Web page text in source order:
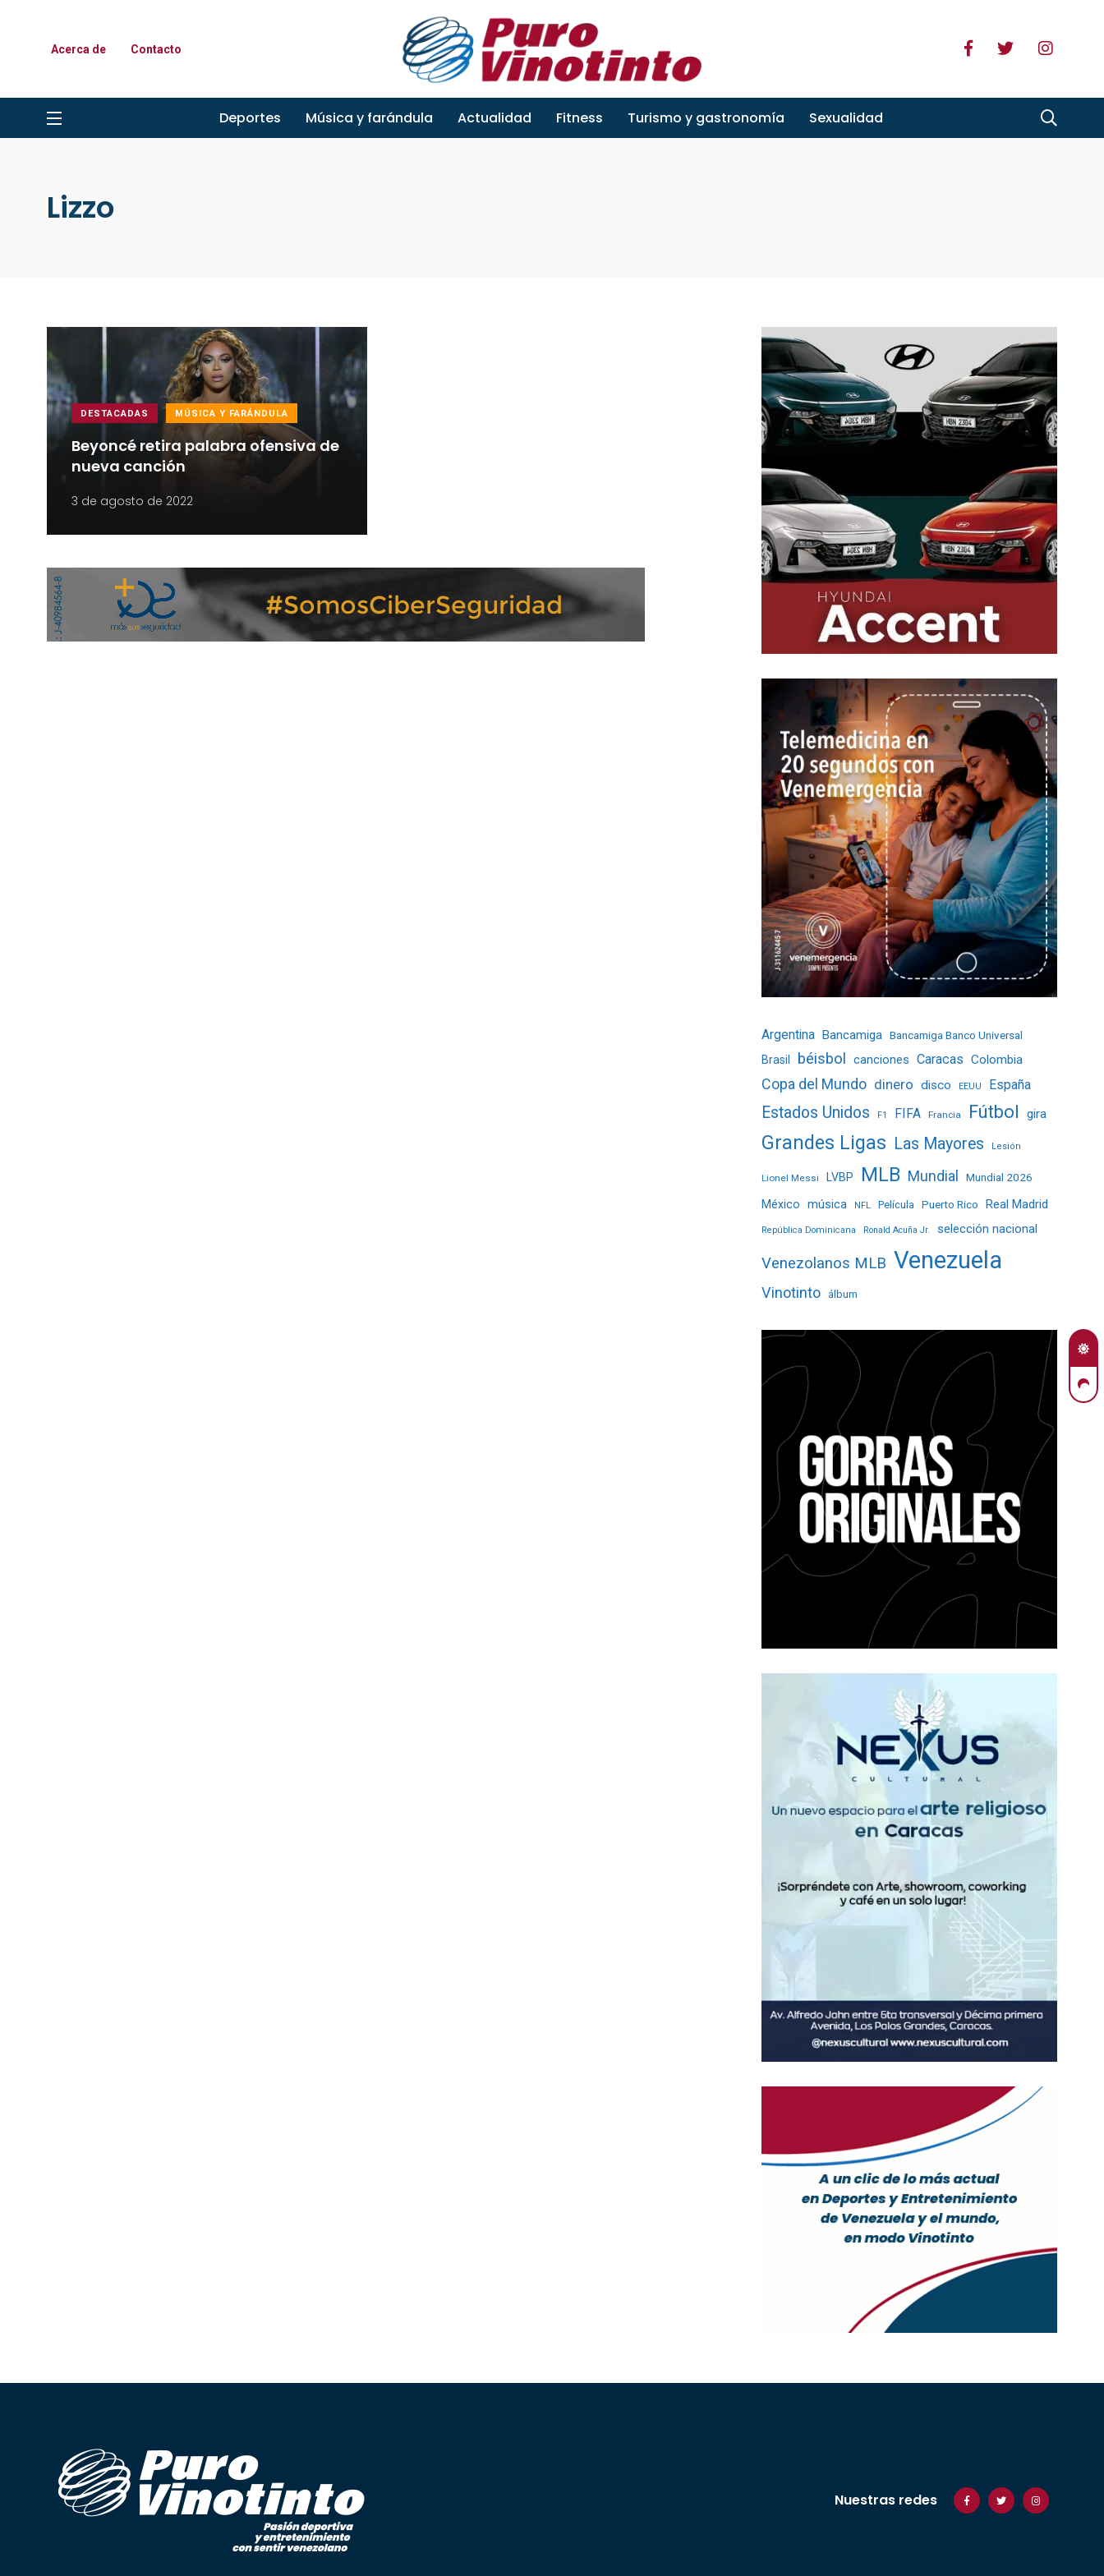
Acerca de Contacto
Deportes Música y farándula Actualidad Fitness Turismo y gastronomía Sexualidad
Lizzo
DESTACADAS MÚSICA Y FARÁNDULA
Beyoncé retira palabra ofensiva de
nueva canción
3 de agosto de 2022
Argentina Bancamiga Bancamiga Banco Universal
Brasil
béisbol canciones Caracas Colombia
Copa del Mundo dinero disco EEUU España
Estados Unidos F1 FIFA Francia Fútbol gira
Grandes Ligas Las Mayores Lesión
Lionel Messi LVBP MLB Mundial Mundial 2026
México música NFL Película Puerto Rico Real Madrid
República Dominicana Ronald Acuña Jr. selección nacional
Venezolanos MLB Venezuela
Vinotinto álbum
Nuestras redes